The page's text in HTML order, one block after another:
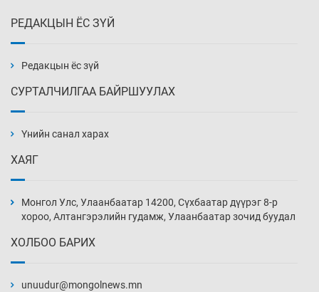
4 цаг 57 мин
нэмэгджээ
5 цаг 27 мин
5 цаг 57 мин
РЕДАКЦЫН ЁС ЗҮЙ
Редакцын ёс зүй
СУРТАЛЧИЛГАА БАЙРШУУЛАХ
Үнийн санал харах
ХАЯГ
Монгол Улс, Улаанбаатар 14200, Сүхбаатар дүүрэг 8-р
хороо, Алтангэрэлийн гудамж, Улаанбаатар зочид буудал
ХОЛБОО БАРИХ
unuudur@mongolnews.mn